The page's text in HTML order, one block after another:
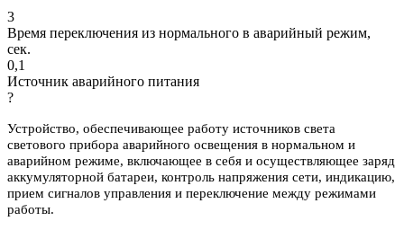
3
Время переключения из нормального в аварийный режим,
сек.
0,1
Источник аварийного питания
?
Устройство, обеспечивающее работу источников света
светового прибора аварийного освещения в нормальном и
аварийном режиме, включающее в себя и осуществляющее заряд
аккумуляторной батареи, контроль напряжения сети, индикацию,
прием сигналов управления и переключение между режимами
работы.